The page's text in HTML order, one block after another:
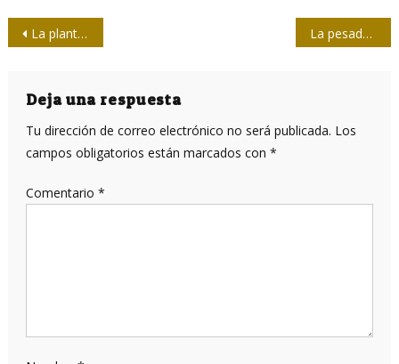
Navegación
entradas
La planta insolente La pesadumbre del círculo
Deja una respuesta
Tu dirección de correo electrónico no será publicada. Los
campos obligatorios están marcados con *
Comentario *